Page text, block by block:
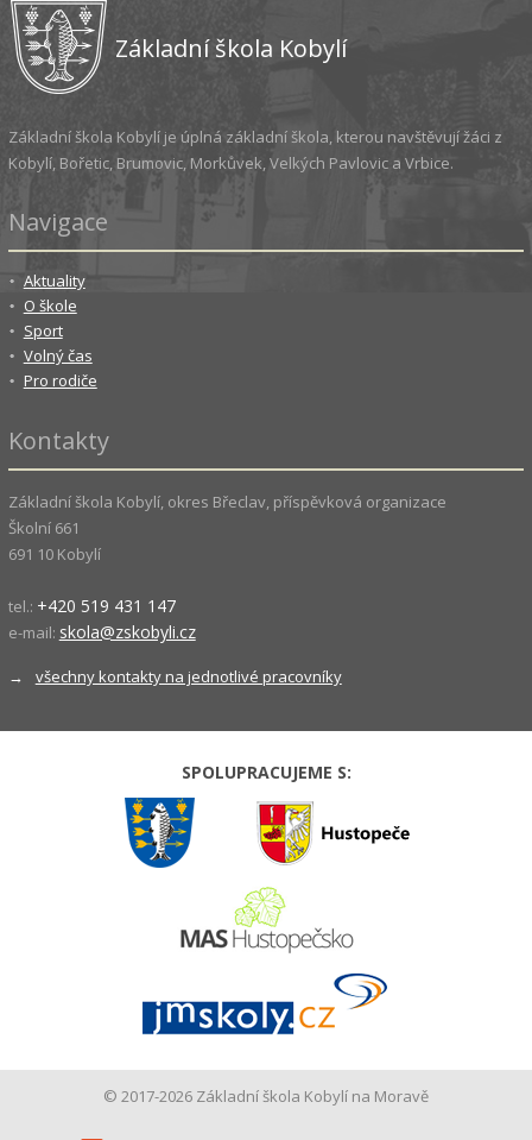
Základní škola Kobylí
Základní škola Kobylí je úplná základní škola, kterou navštěvují žáci z
Kobylí, Bořetic, Brumovic, Morkůvek, Velkých Pavlovic a Vrbice.
Navigace
Aktuality
O škole
Sport
Volný čas
Pro rodiče
Kontakty
Základní škola Kobylí, okres Břeclav, příspěvková organizace
Školní 661
691 10 Kobylí
tel.: +420 519 431 147
e-mail: skola@zskobyli.cz
→ všechny kontakty na jednotlivé pracovníky
SPOLUPRACUJEME S:
© 2017-2026 Základní škola Kobylí na Moravě